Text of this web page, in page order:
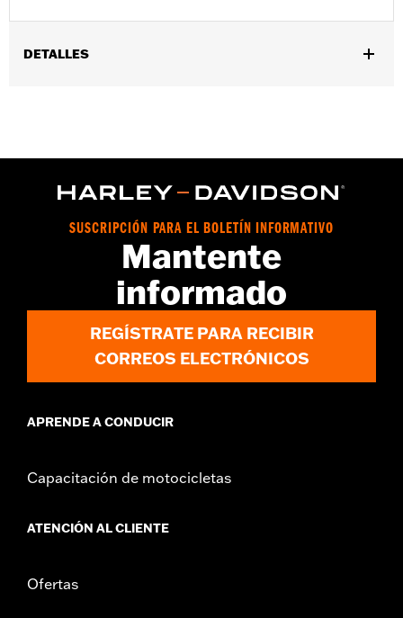
DETALLES
SUSCRIPCIÓN PARA EL BOLETÍN INFORMATIVO
Mantente
informado
REGÍSTRATE PARA RECIBIR
CORREOS ELECTRÓNICOS
APRENDE A CONDUCIR
Capacitación de motocicletas
ATENCIÓN AL CLIENTE
Ofertas